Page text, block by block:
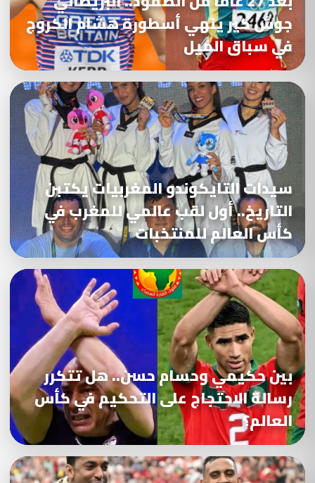
جوش كير ينهي أسطورة هشام الكروج
في سباق الميل
سيدات التايكوندو المغربيات يكتبن
التاريخ.. أول لقب عالمي للمغرب في
كأس العالم للمنتخبات
بين حكيمي وحسام حسن.. هل تتكرر
رسالة الاحتجاج على التحكيم في كأس
العالم؟